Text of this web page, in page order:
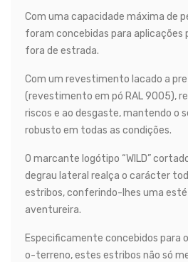
Com uma capacidade máxima de
foram concebidas para aplicações
fora de estrada.
Com um revestimento lacado a
(revestimento em pó RAL 9005),
riscos e ao desgaste, mantendo o
robusto em todas as condições.
O marcante logótipo “WILD”
degrau lateral realça o carácter
estribos, conferindo-lhes uma
aventureira.
Especificamente concebidos para
o-terreno, estes estribos não só